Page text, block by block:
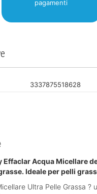
pagamenti
3337875518628
Effaclar Acqua Micellare
Ideale per pelli
Ultra Pelle Grassa ?